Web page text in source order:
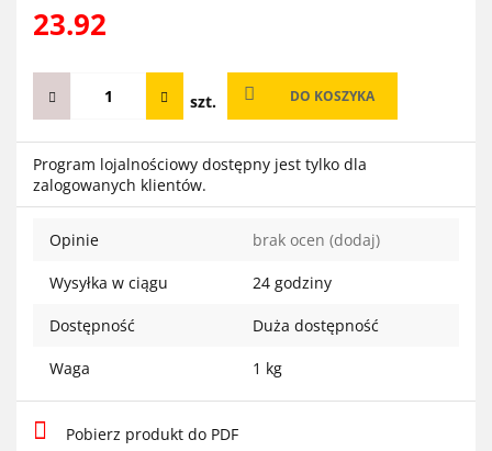
23.92
szt. DO KOSZYKA
Program lojalnościowy dostępny jest tylko dla
zalogowanych klientów.
Opinie brak ocen (dodaj)
Wysyłka w ciągu 24 godziny
Dostępność Duża dostępność
Waga 1 kg
Pobierz produkt do PDF